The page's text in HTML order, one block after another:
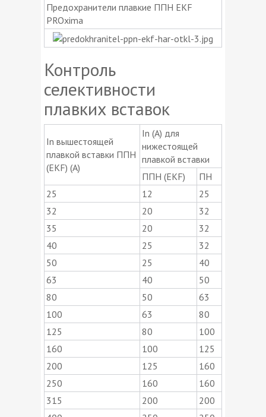
Предохранители плавкие ППН EKF
PROxima
Контроль
селективности
плавких вставок
In вышестоящей
плавкой вставки ППН
(EKF) (A)
In (A) для
нижестоящей
плавкой вставки
ППН (EKF)
ПН
25
12
25
32
20
32
35
20
32
40
25
32
50
25
40
63
40
50
80
50
63
100
63
80
125
80
100
160
100
125
200
125
160
250
160
160
315
200
200